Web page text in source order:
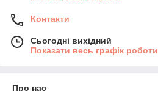
Контакти
Сьогодні вихідний
Показати весь графік роботи
Про нас